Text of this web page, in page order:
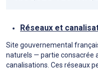
Réseaux et
Site gouvernemental
naturels — partie consacrée
canalisations. Ces réseaux